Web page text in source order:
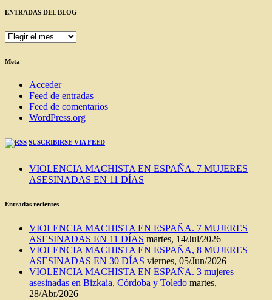
ENTRADAS DEL BLOG
ENTRADAS
BLOG
Meta
Acceder
Feed de entradas
Feed de comentarios
WordPress.org
SUSCRIBIRSE VIA FEED
VIOLENCIA MACHISTA EN ESPAÑA. 7 MUJERES
ASESINADAS EN 11 DÍAS
Entradas recientes
VIOLENCIA MACHISTA EN ESPAÑA. 7 MUJERES
ASESINADAS EN 11 DÍAS martes, 14/Jul/2026
VIOLENCIA MACHISTA EN ESPAÑA, 8 MUJERES
ASESINADAS EN 30 DÍAS viernes, 05/Jun/2026
VIOLENCIA MACHISTA EN ESPAÑA. 3 mujeres
asesinadas en Bizkaia, Córdoba y Toledo martes,
28/Abr/2026